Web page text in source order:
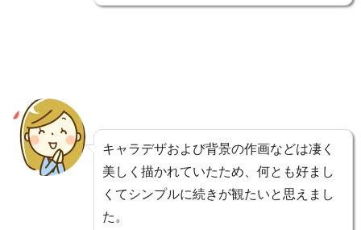
キャラデザおよび背景の作画などは凄く
美しく描かれていたため、何とも好まし
くてシンプルに続きが観たいと思えまし
た。